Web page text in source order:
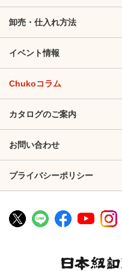
卸売・仕入れ方法
イベント情報
Chukoコラム
カタログのご案内
お問い合わせ
プライバシーポリシー